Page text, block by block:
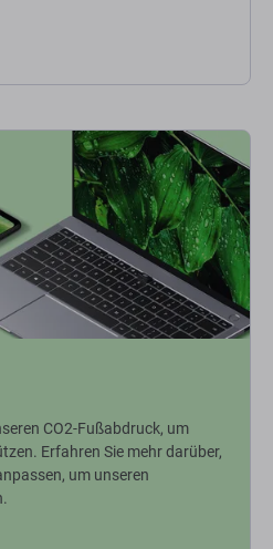
CO2-Fußabdruck, um
Erfahren Sie mehr darüber,
um unseren